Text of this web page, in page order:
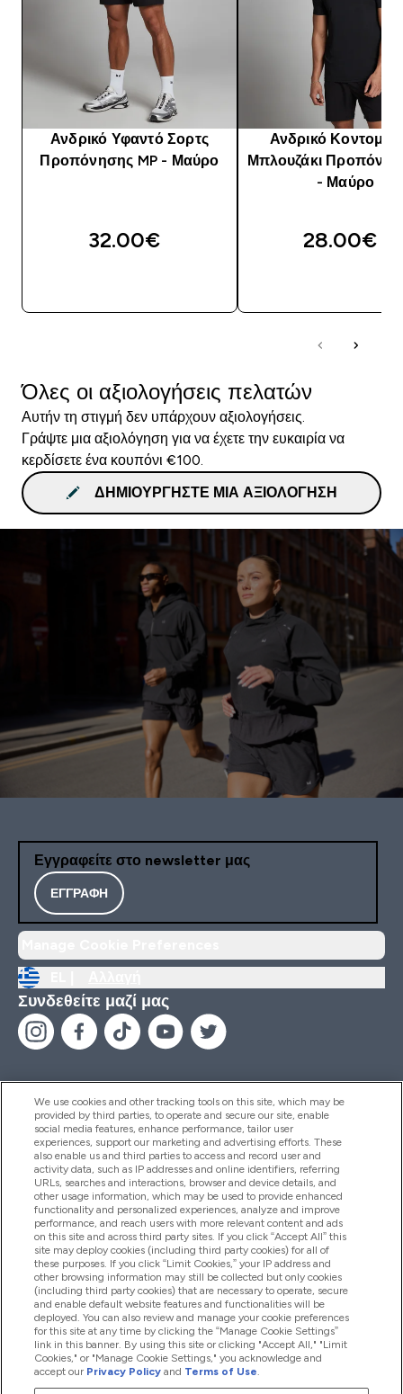
Ανδρικό Υφαντό Σορτς
Προπόνησης MP - Μαύρο
32.00€‎
Ανδρικό
Μπλουζάκι
- Μαύρο
28.00€‎
Όλες οι αξιολογήσεις πελατών
Αυτήν τη στιγμή δεν υπάρχουν αξιολογήσεις.
Γράψτε μια αξιολόγηση για να έχετε την ευκαιρία να
κερδίσετε ένα κουπόνι €100.
ΔΗΜΙΟΥΡΓΉΣΤΕ ΜΙΑ ΑΞΙΟΛΌΓΗΣΗ
Εγγραφείτε στο newsletter μας
ΕΓΓΡΑΦΉ
Συνδεθείτε μαζί μας
Βοήθεια & Πληροφορίες
Προϊόντα
Εταιρικές Πληροφορίες
Εκπτώσεις & Ανταμοιβές
2026 The Hut.com Ltd
We use cookies and other tracking tools on this site, which may be
provided by third parties, to operate and secure our site, enable
social media features, enhance performance, tailor user
experiences, support our marketing and advertising efforts. These
also enable us and third parties to access and record user and
activity data, such as IP addresses and online identifiers, referring
URLs, searches and interactions, browser and device details, and
other usage information, which may be used to provide enhanced
functionality and personalized experiences, analyze and improve
performance, and reach users with more relevant content and ads
on this site and across third party sites. If you click “Accept All” this
site may deploy cookies (including third party cookies) for all of
these purposes. If you click “Limit Cookies,” your IP address and
other browsing information may still be collected but only cookies
(including third party cookies) that are necessary to operate, secure
and enable default website features and functionalities will be
deployed. You can also review and manage your cookie preferences
for this site at any time by clicking the “Manage Cookie Settings”
link in this banner. By using this site or clicking "Accept All," "Limit
Cookies," or "Manage Cookie Settings," you acknowledge and
accept our Privacy Policy and Terms of Use.